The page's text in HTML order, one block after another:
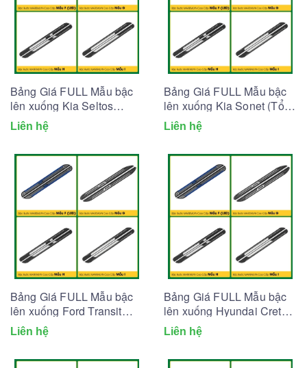
Bảng Giá FULL Mẫu bậc
lên xuống Kia Seltos
(Tổng hợp 2026)
Liên hệ
Bảng Giá FULL Mẫu bậc
lên xuống Kia Sonet (Tổng
hợp 2026)
Liên hệ
Bảng Giá FULL Mẫu bậc
lên xuống Ford Transit
(Tổng hợp 2026)
Liên hệ
Bảng Giá FULL Mẫu bậc
lên xuống Hyundai Creta
(Tổng hợp 2026)
Liên hệ